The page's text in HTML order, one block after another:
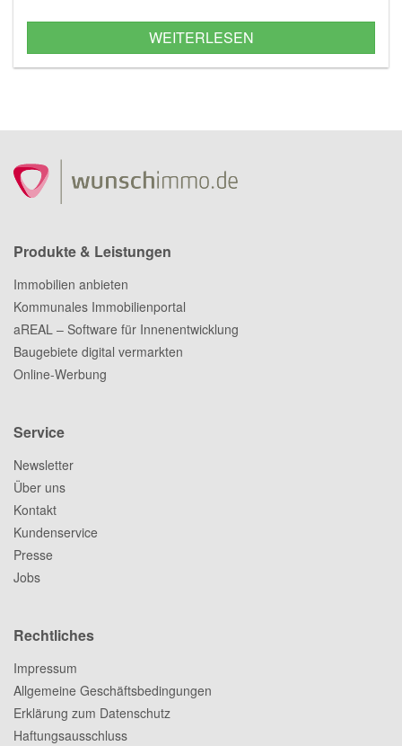
der Vielzahl an kostengünstigen
Gestaltungsmöglichkeiten.
WEITERLESEN
Produkte & Leistungen
Immobilien anbieten
Kommunales Immobilienportal
aREAL – Software für Innenentwicklung
Baugebiete digital vermarkten
Online-Werbung
Service
Newsletter
Über uns
Kontakt
Kundenservice
Presse
Jobs
Rechtliches
Impressum
Allgemeine Geschäftsbedingungen
Erklärung zum Datenschutz
Haftungsausschluss